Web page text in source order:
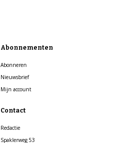
Abonnementen
Abonneren
Nieuwsbrief
Mijn account
Contact
Redactie
Spaklerweg 53